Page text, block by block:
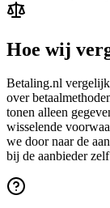
Hoe wij
Betaling.nl
over
tonen alleen
wisselende
we door naar de
bij de aanbieder